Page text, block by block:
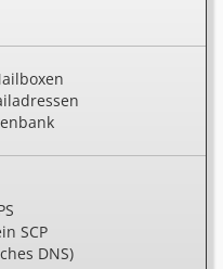
SCP
DNS)